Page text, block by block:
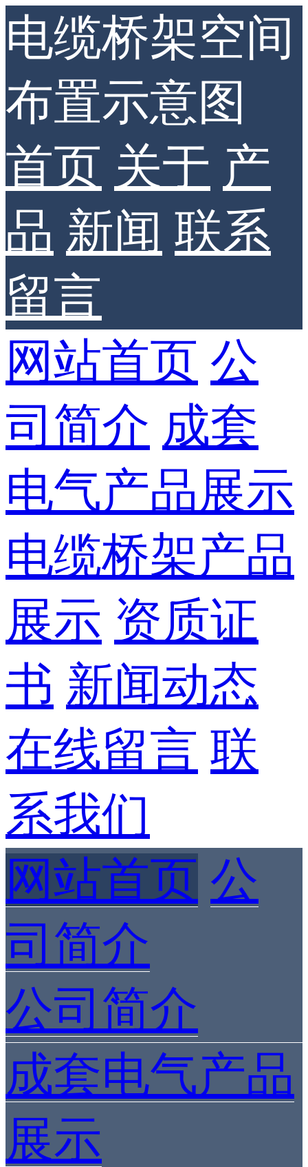
电缆桥架空间
布置示意图
首页 关于 产
品 新闻 联系
留言
网站首页 公
司简介 成套
电气产品展示
电缆桥架产品
展示 资质证
书 新闻动态
在线留言 联
系我们
网站首页 公
司简介
公司简介
成套电气产品
展示